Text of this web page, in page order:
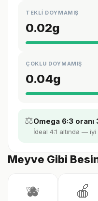
TEKLİ DOYMAMIŞ
0.02g
ÇOKLU DOYMAMIŞ
0.04g
⚖️Omega 6:3 oranı
İdeal 4:1 altında —
Meyve Gibi
🫐 🍎